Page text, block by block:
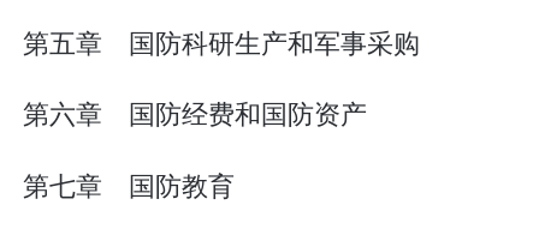
第五章 国防科研生产和军事采购
第六章 国防经费和国防资产
第七章 国防教育